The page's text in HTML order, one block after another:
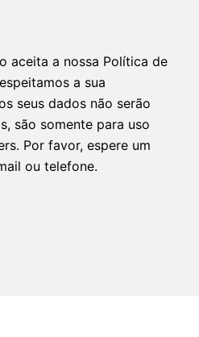
aceita a nossa Política de
a sua
seus dados não serão
são somente para uso
Por favor, espere um
ou telefone.